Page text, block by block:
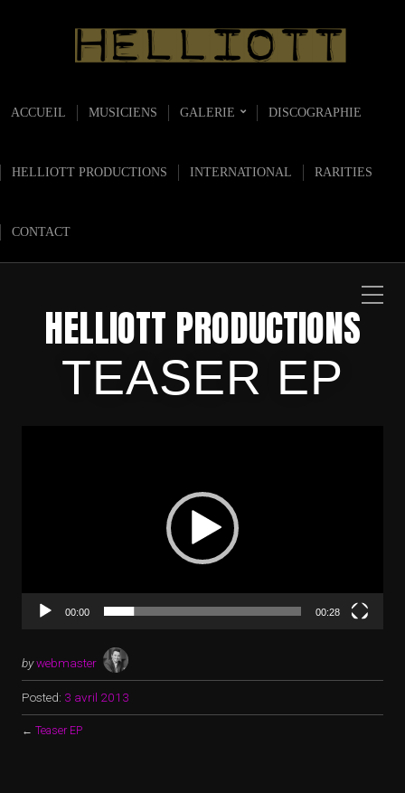
ACCUEIL MUSICIENS GALERIE DISCOGRAPHIE
HELLIOTT PRODUCTIONS INTERNATIONAL RARITIES
CONTACT
HELLIOTT PRODUCTIONS
TEASER EP
00:00 00:28
bywebmaster
Posted: 3 avril 2013
← Teaser EP